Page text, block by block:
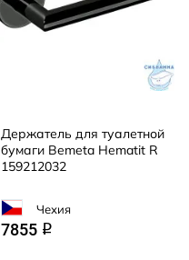
Держатель для туалетной
бумаги Bemeta Hematit R
159212032
Чехия
7855 q